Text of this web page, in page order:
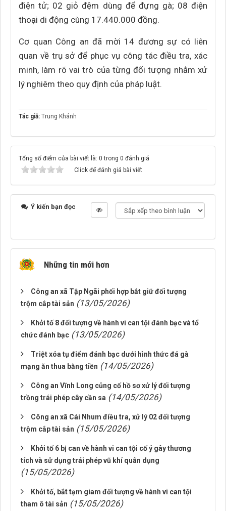
điện tử; 02 giỏ đệm dùng để đựng gà; 08 điện
thoại di động cùng 17.440.000 đồng.
Cơ quan Công an đã mời 14 đương sự có liên
quan về trụ sở để phục vụ công tác điều tra, xác
minh, làm rõ vai trò của từng đối tượng nhằm xử
lý nghiêm theo quy định của pháp luật.
Tác giả: Trung Khánh
Tổng số điểm của bài viết là: 0 trong 0 đánh giá
Click để đánh giá bài viết
Ý kiến bạn đọc
Những tin mới hơn
Công an xã Tập Ngãi phối hợp bắt giữ đối tượng
trộm cắp tài sản (13/05/2026)
Khởi tố 8 đối tượng về hành vi can tội đánh bạc và tổ
chức đánh bạc (13/05/2026)
Triệt xóa tụ điểm đánh bạc dưới hình thức đá gà
mạng ăn thua bằng tiền (14/05/2026)
Công an Vĩnh Long củng cố hồ sơ xử lý đối tượng
trồng trái phép cây cần sa (14/05/2026)
Công an xã Cái Nhum điều tra, xử lý 02 đối tượng
trộm cắp tài sản (15/05/2026)
Khởi tố 6 bị can về hành vi can tội cố ý gây thương
tích và sử dụng trái phép vũ khí quân dụng
(15/05/2026)
Khởi tố, bắt tạm giam đối tượng về hành vi can tội
tham ô tài sản (15/05/2026)